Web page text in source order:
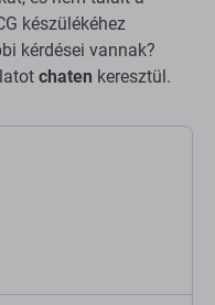
készülékéhez
kérdései vannak?
chaten keresztül.